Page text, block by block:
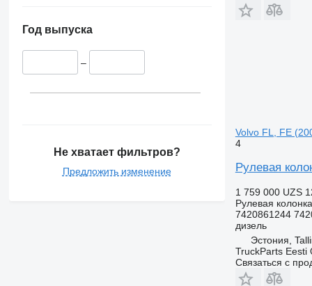
Год выпуска
–
Не хватает фильтров?
Предложить изменение
Volvo FL, FE
4
Рулевая
1 759 000 UZS
Рулевая колонка
7420861244
дизель
Эстония,
TruckParts Eesti
Связаться с